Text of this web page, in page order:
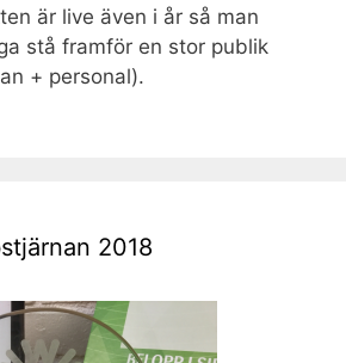
är live även i år så man
stå framför en stor publik
+ personal).
2018